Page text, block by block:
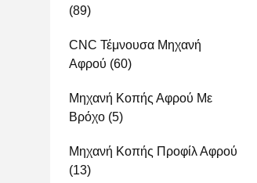
(89)
CNC Τέμνουσα Μηχανή
Αφρού (60)
Μηχανή Κοπής Αφρού Με
Βρόχο (5)
Μηχανή Κοπής Προφίλ Αφρού
(13)